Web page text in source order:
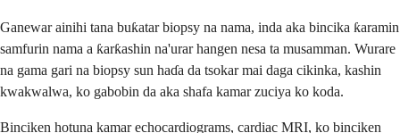
Ganewar ainihi tana buƙatar biopsy na nama, inda aka bincika ƙaramin
samfurin nama a ƙarƙashin na'urar hangen nesa ta musamman. Wurare
na gama gari na biopsy sun haɗa da tsokar mai daga cikinka, kashin
kwakwalwa, ko gabobin da aka shafa kamar zuciya ko koda.
Binciken hotuna kamar echocardiograms, cardiac MRI, ko binciken